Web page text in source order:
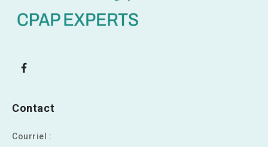
Contact
Courriel :